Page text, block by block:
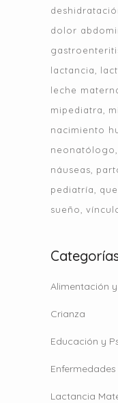
dolor
lactancia
leche
mipediatra
nacimiento
neonatólogo
náuseas
pediatría
sueño
Alimentación
Crianza
Educación y
Lactancia